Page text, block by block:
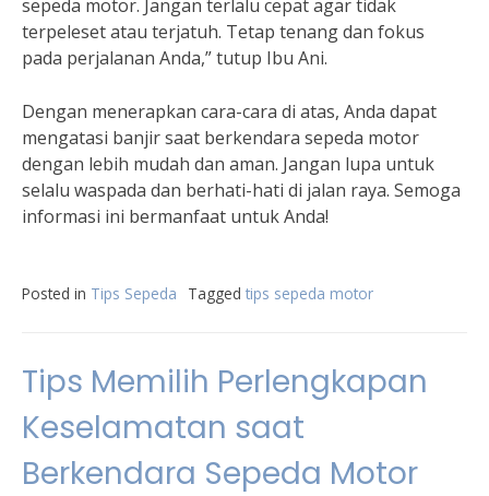
sepeda motor. Jangan terlalu cepat agar tidak
terpeleset atau terjatuh. Tetap tenang dan fokus
pada perjalanan Anda,” tutup Ibu Ani.
Dengan menerapkan cara-cara di atas, Anda dapat
mengatasi banjir saat berkendara sepeda motor
dengan lebih mudah dan aman. Jangan lupa untuk
selalu waspada dan berhati-hati di jalan raya. Semoga
informasi ini bermanfaat untuk Anda!
Posted in Tips Sepeda Tagged tips sepeda motor
Tips Memilih Perlengkapan
Keselamatan saat
Berkendara Sepeda Motor